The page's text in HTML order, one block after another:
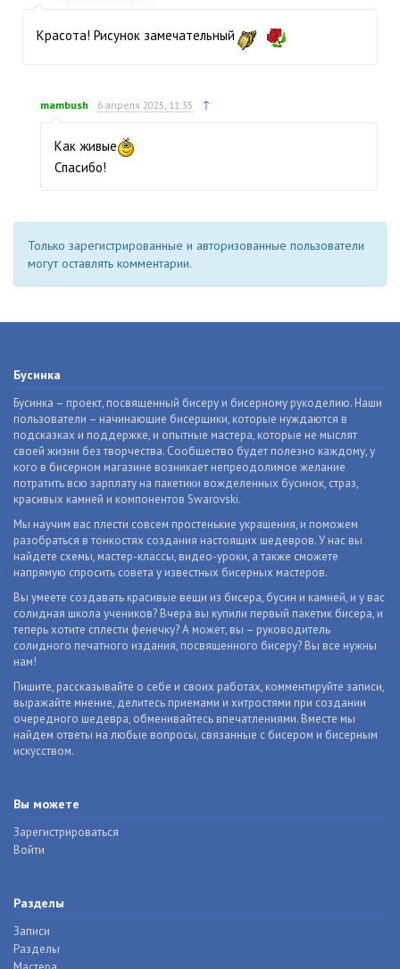
Красота! Рисунок замечательный
mambush 6 апреля 2025, 11:35 ↑
Как живые
Спасибо!
Только зарегистрированные и авторизованные пользователи
могут оставлять комментарии.
Бусинка
Бусинка – проект, посвященный бисеру и бисерному рукоделию. Наши
пользователи – начинающие бисерщики, которые нуждаются в
подсказках и поддержке, и опытные мастера, которые не мыслят
своей жизни без творчества. Сообщество будет полезно каждому, у
кого в бисерном магазине возникает непреодолимое желание
потратить всю зарплату на пакетики вожделенных бусинок, страз,
красивых камней и компонентов Swarovski.
Мы научим вас плести совсем простенькие украшения, и поможем
разобраться в тонкостях создания настоящих шедевров. У нас вы
найдете схемы, мастер-классы, видео-уроки, а также сможете
напрямую спросить совета у известных бисерных мастеров.
Вы умеете создавать красивые вещи из бисера, бусин и камней, и у вас
солидная школа учеников? Вчера вы купили первый пакетик бисера, и
теперь хотите сплести фенечку? А может, вы – руководитель
солидного печатного издания, посвященного бисеру? Вы все нужны
нам!
Пишите, рассказывайте о себе и своих работах, комментируйте записи,
выражайте мнение, делитесь приемами и хитростями при создании
очередного шедевра, обменивайтесь впечатлениями. Вместе мы
найдем ответы на любые вопросы, связанные с бисером и бисерным
искусством.
Вы можете
Зарегистрироваться
Войти
Разделы
Записи
Разделы